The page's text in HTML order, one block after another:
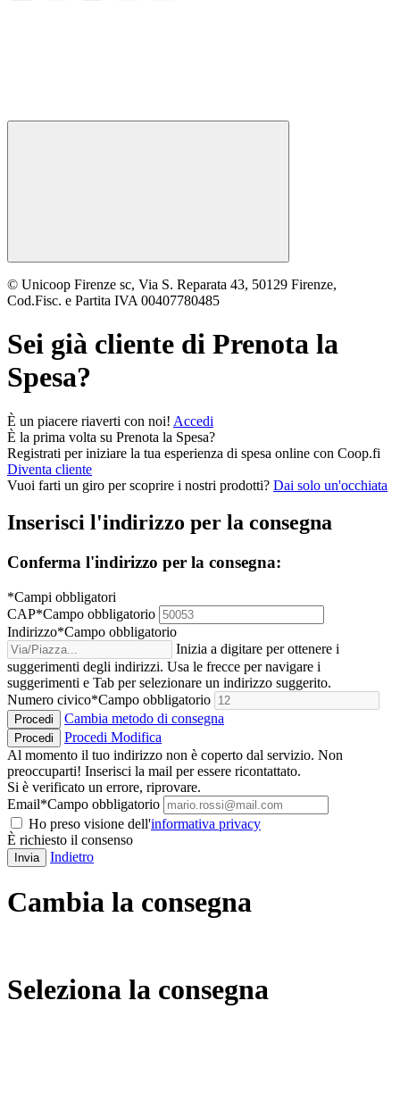
© Unicoop Firenze sc, Via S. Reparata 43, 50129 Firenze,
Cod.Fisc. e Partita IVA 00407780485
Sei già cliente di Prenota la
Spesa?
È un piacere riaverti con noi! Accedi
È la prima volta su Prenota la Spesa?
Registrati per iniziare la tua esperienza di spesa online con Coop.fi
Diventa cliente
Vuoi farti un giro per scoprire i nostri prodotti? Dai solo un'occhiata
Inserisci l'indirizzo per la consegna
Conferma l'indirizzo per la consegna:
*Campi obbligatori
CAP*Campo obbligatorio
Indirizzo*Campo obbligatorio
Inizia a digitare per ottenere i
suggerimenti degli indirizzi. Usa le frecce per navigare i
suggerimenti e Tab per selezionare un indirizzo suggerito.
Numero civico*Campo obbligatorio
Procedi Cambia metodo di consegna
Procedi Procedi Modifica
Al momento il tuo indirizzo non è coperto dal servizio. Non
preoccuparti! Inserisci la mail per essere ricontattato.
Si è verificato un errore, riprovare.
Email*Campo obbligatorio
Ho preso visione dell'informativa privacy
È richiesto il consenso
Invia Indietro
Cambia la consegna
Seleziona la consegna